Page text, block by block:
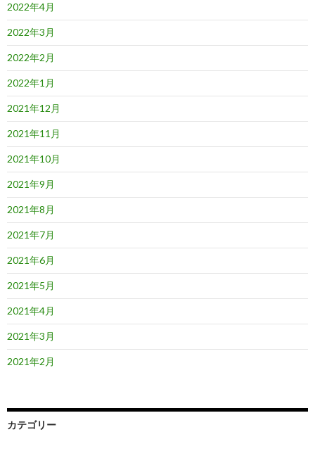
2022年4月
2022年3月
2022年2月
2022年1月
2021年12月
2021年11月
2021年10月
2021年9月
2021年8月
2021年7月
2021年6月
2021年5月
2021年4月
2021年3月
2021年2月
カテゴリー